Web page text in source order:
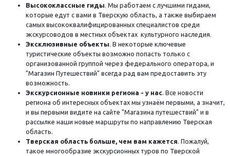
Высококлассные гиды . Мы работаем с лучшими гидами,
которые едут с вами в Тверскую область, а также выбираем
самых высококвалифицированных специалистов среди
экскурсоводов в местных объектах культурного наследия.
Эксклюзивные объекты . В некоторые ключевые
туристические объекты возможно попасть только с
организованной группой через федерального оператора, и
"Магазин Путешествий" всегда рад вам предоставить эту
возможность.
Экскурсионные новинки региона - у нас . Все новости
региона об интересных объектах мы узнаём первыми, а значит,
и вы первыми видите на сайте "Магазина путешествий" и в
рассылке наши новые маршруты по направлению Тверская
область.
Тверская область больше, чем вам кажется . Пожалуй,
такое многообразие экскурсионных туров по Тверской